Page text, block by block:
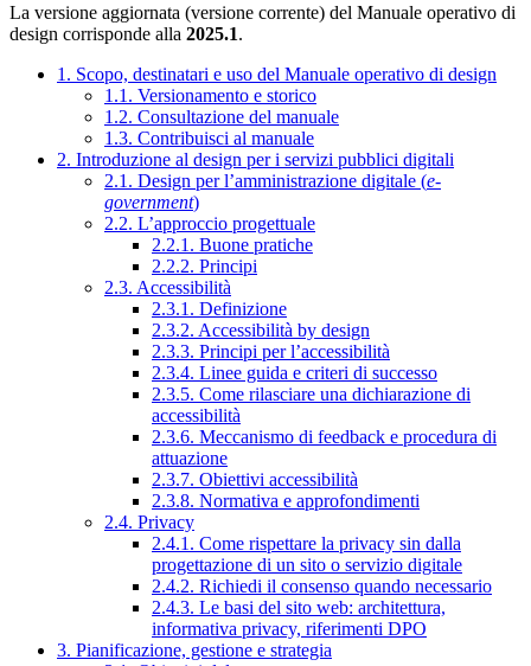
La versione aggiornata (versione corrente) del Manuale operativo di
design corrisponde alla 2025.1.
1. Scopo, destinatari e uso del Manuale operativo di design
1.1. Versionamento e storico
1.2. Consultazione del manuale
1.3. Contribuisci al manuale
2. Introduzione al design per i servizi pubblici digitali
2.1. Design per l’amministrazione digitale (e-
government)
2.2. L’approccio progettuale
2.2.1. Buone pratiche
2.2.2. Principi
2.3. Accessibilità
2.3.1. Definizione
2.3.2. Accessibilità by design
2.3.3. Principi per l’accessibilità
2.3.4. Linee guida e criteri di successo
2.3.5. Come rilasciare una dichiarazione di
accessibilità
2.3.6. Meccanismo di feedback e procedura di
attuazione
2.3.7. Obiettivi accessibilità
2.3.8. Normativa e approfondimenti
2.4. Privacy
2.4.1. Come rispettare la privacy sin dalla
progettazione di un sito o servizio digitale
2.4.2. Richiedi il consenso quando necessario
2.4.3. Le basi del sito web: architettura,
informativa privacy, riferimenti DPO
3. Pianificazione, gestione e strategia